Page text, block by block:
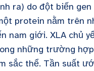
ra) do đột biến
protein nằm trên
nam giới. XLA chủ
những trường
sắc thể. Tần suất